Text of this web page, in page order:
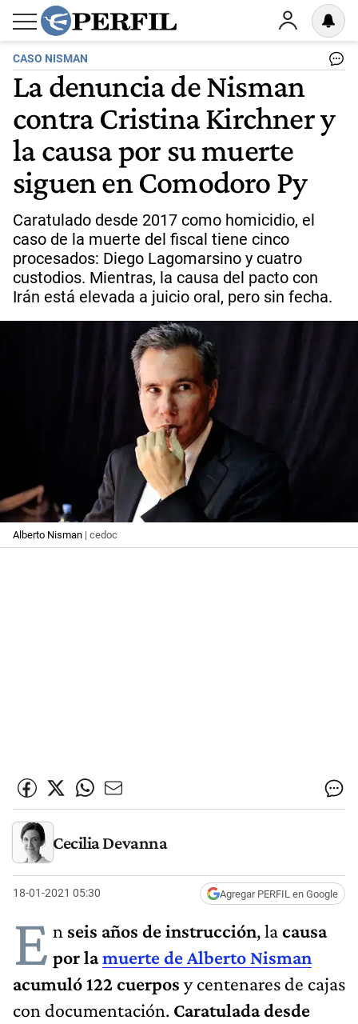
CASO NISMAN
La denuncia de Nisman
contra Cristina Kirchner y
la causa por su muerte
siguen en Comodoro Py
Caratulado desde 2017 como homicidio, el
caso de la muerte del fiscal tiene cinco
procesados: Diego Lagomarsino y cuatro
custodios. Mientras, la causa del pacto con
Irán está elevada a juicio oral, pero sin fecha.
Alberto Nisman | cedoc
Cecilia Devanna
18-01-2021 05:30 Agregar PERFIL en Google
E n seis años de instrucción, lacausa
por lamuerte de Alberto Nisman
acumuló 122 cuerpos y centenares de cajas
con documentación. Caratulada desde